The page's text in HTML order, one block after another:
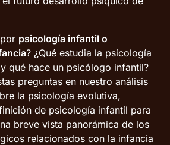
psicología infantil o
? ¿Qué estudia la psicología
qué hace un psicólogo infantil?
preguntas en nuestro análisis
la psicología evolutiva,
de psicología infantil para
breve vista panorámica de los
relacionados con la infancia